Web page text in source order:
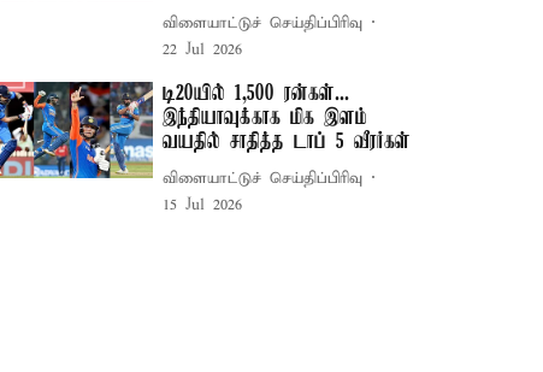
விளையாட்டுச் செய்திப்பிரிவு
22 Jul 2026
டி20யில் 1,500 ரன்கள்...
இந்தியாவுக்காக மிக இளம்
வயதில் சாதித்த டாப் 5 வீரர்கள்
விளையாட்டுச் செய்திப்பிரிவு
15 Jul 2026